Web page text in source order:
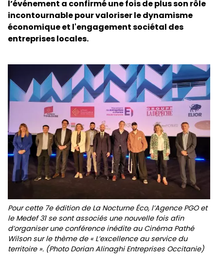
l’événement a confirmé une fois de plus son rôle
incontournable pour valoriser le dynamisme
économique et l'engagement sociétal des
entreprises locales.
Pour cette 7e édition de La Nocturne Éco, l’Agence PGO et
le Medef 31 se sont associés une nouvelle fois afin
d’organiser une conférence inédite au Cinéma Pathé
Wilson sur le thème de « L’excellence au service du
territoire ». (Photo Dorian Alinaghi Entreprises Occitanie)